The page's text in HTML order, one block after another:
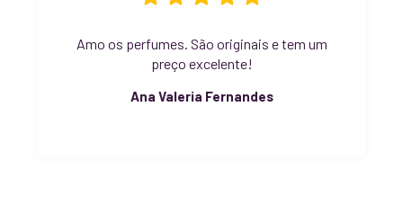
Amo os perfumes. São originais e tem um
preço excelente!
Ana Valeria Fernandes